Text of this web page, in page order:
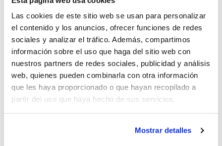
Las cookies de este sitio web se usan para personalizar
el contenido y los anuncios, ofrecer funciones de redes
sociales y analizar el tráfico. Además, compartimos
información sobre el uso que haga del sitio web con
nuestros partners de redes sociales, publicidad y análisis
web, quienes pueden combinarla con otra información
que les haya proporcionado o que hayan recopilado a
partir del uso que haya hecho de sus servicios.
Mostrar detalles
de aportar tanto energía eléctrica renovable
como las funcionalidades propias de
aislamiento.
Leer artículo completo
Buscador de Ayudas y
Subvenciones para asesorar a